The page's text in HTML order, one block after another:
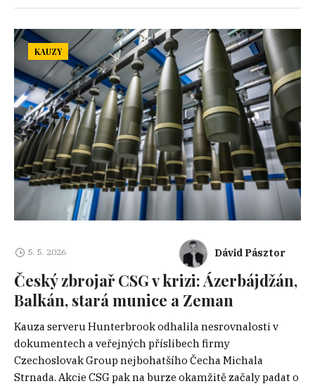
KAUZY
5. 5. 2026 Dávid Pásztor
Český zbrojař CSG v krizi: Ázerbájdžán,
Balkán, stará munice a Zeman
Kauza serveru Hunterbrook odhalila nesrovnalosti v
dokumentech a veřejných příslibech firmy
Czechoslovak Group nejbohatšího Čecha Michala
Strnada. Akcie CSG pak na burze okamžitě začaly padat o